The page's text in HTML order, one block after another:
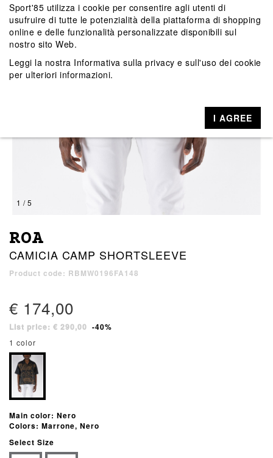
1 / 5
ROA
CAMICIA CAMP SHORTSLEEVE
Product code: RBMW0196FA148
€ 174,00
List price: € 290,00 -40%
1 color
Main color: Nero
Colors: Marrone, Nero
Select Size
Sport'85 utilizza i cookie per consentire agli utenti di
usufruire di tutte le potenzialità della piattaforma di shopping
online e delle funzionalità personalizzate disponibili sul
nostro sito Web.
Leggi la nostra Informativa sulla privacy e sull'uso dei cookie
per ulteriori informazioni.
I AGREE